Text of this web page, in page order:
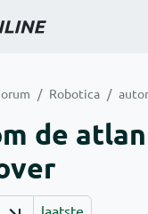
Robotica
de
laatste